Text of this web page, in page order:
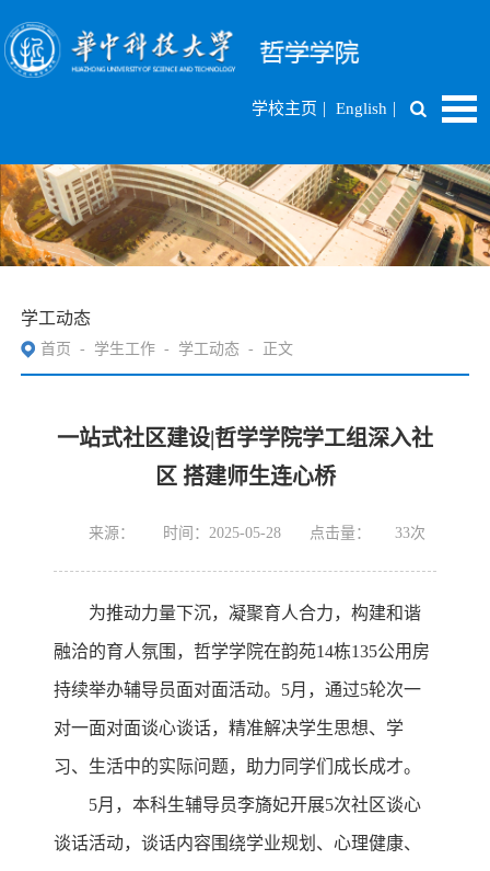
学校主页 | English |
学工动态
首页 - 学生工作 - 学工动态 - 正文
一站式社区建设|哲学学院学工组深入社
区 搭建师生连心桥
来源： 时间：2025-05-28 点击量： 33次
为推动力量下沉，凝聚育人合力，构建和谐
融洽的育人氛围，哲学学院在韵苑14栋135公用房
持续举办辅导员面对面活动。5月，通过5轮次一
对一面对面谈心谈话，精准解决学生思想、学
习、生活中的实际问题，助力同学们成长成才。
5月，本科生辅导员李旖妃开展5次社区谈心
谈话活动，谈话内容围绕学业规划、心理健康、